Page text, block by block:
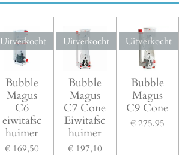
Uitverkocht
Bubble
Magus
C6
eiwitafsc
huimer
€ 169,50
Uitverkocht
Bubble
Magus
C7 Cone
Eiwitafsc
huimer
€ 197,10
Uitverkocht
Bubble
Magus
C9 Cone
€ 275,95